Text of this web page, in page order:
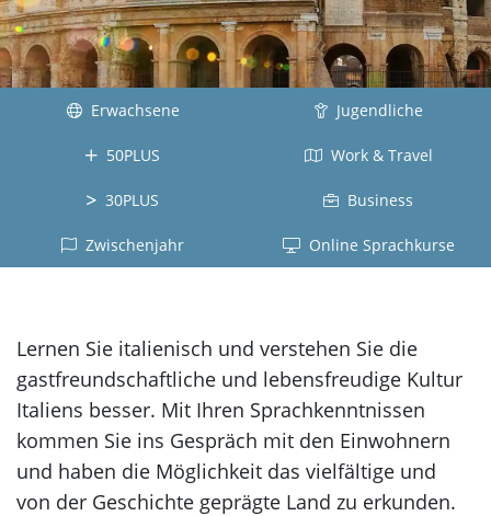
Erwachsene Jugendliche
50PLUS Work & Travel
30PLUS Business
Zwischenjahr Online Sprachkurse
Lernen Sie italienisch und verstehen Sie die
gastfreundschaftliche und lebensfreudige Kultur
Italiens besser. Mit Ihren Sprachkenntnissen
kommen Sie ins Gespräch mit den Einwohnern
und haben die Möglichkeit das vielfältige und
von der Geschichte geprägte Land zu erkunden.
Kanada
Neuseeland
Südafrika
Irland
Schottland
Jamaika
alle
Länder
Tahiti
La
Réunion
Belgien
Arabisch
Türkei
Griechenland
Ecuador
Kolumbien
Dominikanische
Panama
Chinesisch
China
Taiwan
Koreanisch
Korea
Brasilien
Deutsch
Deutschland
Japanisch
Japan
Vietnamesisch
Vietnam
Russisch